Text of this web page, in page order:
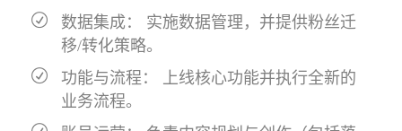
数据集成： 实施数据管理，并提供粉丝迁
移/转化策略。
功能与流程： 上线核心功能并执行全新的
业务流程。